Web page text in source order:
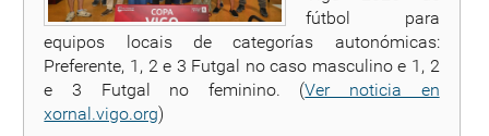
fútbol para
equipos locais de categorías autonómicas:
Preferente, 1, 2 e 3 Futgal no caso masculino e 1, 2
e 3 Futgal no feminino. (Ver noticia en
xornal.vigo.org)